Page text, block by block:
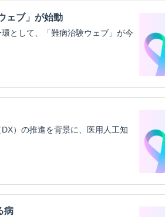
ェブ」が始動
として、「難病治験ウェブ」が今
）の推進を背景に、医用人工知
病